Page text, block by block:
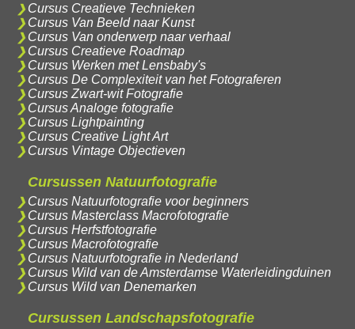
Cursus Creatieve Technieken
Cursus Van Beeld naar Kunst
Cursus Van onderwerp naar verhaal
Cursus Creatieve Roadmap
Cursus Werken met Lensbaby's
Cursus De Complexiteit van het Fotograferen
Cursus Zwart-wit Fotografie
Cursus Analoge fotografie
Cursus Lightpainting
Cursus Creative Light Art
Cursus Vintage Objectieven
Cursussen Natuurfotografie
Cursus Natuurfotografie voor beginners
Cursus Masterclass Macrofotografie
Cursus Herfstfotografie
Cursus Macrofotografie
Cursus Natuurfotografie in Nederland
Cursus Wild van de Amsterdamse Waterleidingduinen
Cursus Wild van Denemarken
Cursussen Landschapsfotografie